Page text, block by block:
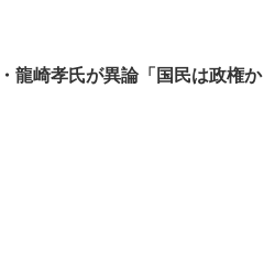
龍崎孝氏が異論「国民は政権か